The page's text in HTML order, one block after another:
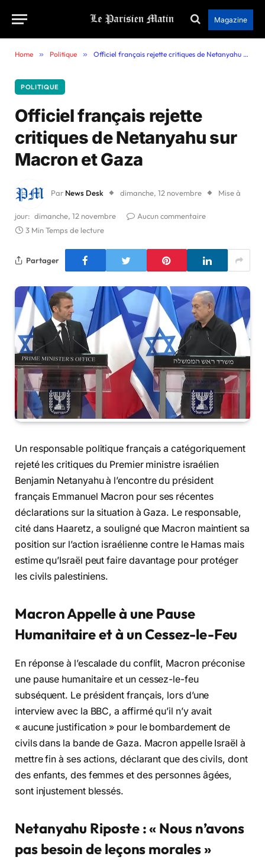
Magazine
Home » Politique » Officiel français rejette critiques de Netanyahu sur Macron et Gaza
POLITIQUE
Officiel français rejette
critiques de Netanyahu sur
Macron et Gaza
Par News Desk dimanche, 12 novembre Mise à
jour: dimanche, 12 novembre
Aucun commentaire
3 Min Temps de lecture
Partager
Un responsable politique français a catégoriquement
rejeté les critiques du Premier ministre israélien
Benjamin Netanyahu à l’encontre du président
français Emmanuel Macron pour ses récentes
déclarations sur la situation à Gaza. Le responsable,
cité dans Haaretz, a souligné que Macron maintient sa
position sur l’action israélienne contre le Hamas mais
estime qu’Israël peut faire davantage pour protéger
les civils palestiniens.
Macron Appelle à une Pause
Humanitaire et à un Cessez-le-Feu
En réponse à l’escalade du conflit, Macron préconise
une pause humanitaire et un cessez-le-feu
subséquent. Le président français, lors d’une
interview avec la BBC, a affirmé qu’il n’y avait
« aucune justification » pour le bombardement de
civils dans la bande de Gaza. Macron appelle Israël à
mettre fin à ses actions, déclarant que des civils, dont
des enfants, des femmes et des personnes âgées,
sont injustement blessés.
Netanyahu Riposte : « Nous n’avons
pas besoin de leçons morales »